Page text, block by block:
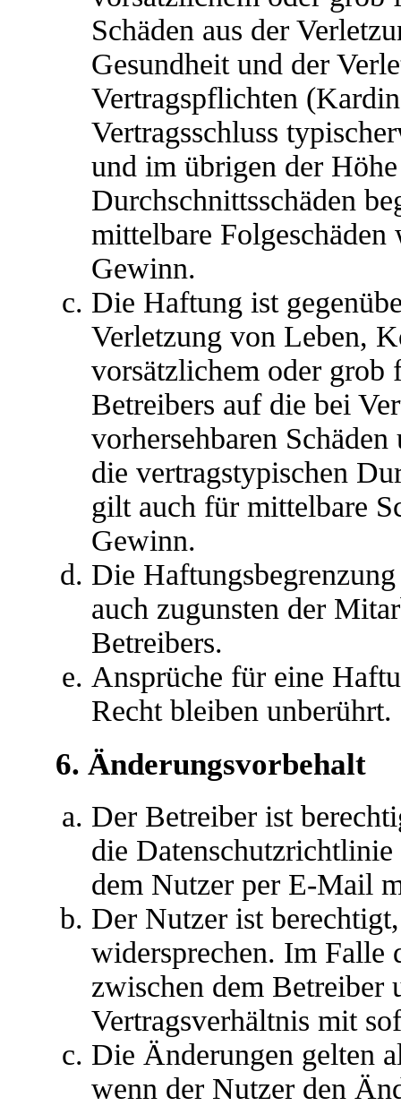
Schäden aus der
Gesundheit und der
Vertragspflichten
Vertragsschluss
und im übrigen der
Durchschnittsschäden
mittelbare Folgeschäden
Gewinn.
Die Haftung ist
Verletzung von Leben,
vorsätzlichem oder grob
Betreibers auf die bei
vorhersehbaren
die vertragstypischen
gilt auch für mittelbare
Gewinn.
Die
auch zugunsten der
Betreibers.
Ansprüche für eine
Recht bleiben unberührt.
6. Änderungsvorbehalt
Der Betreiber ist
die
dem Nutzer per E-Mail
Der Nutzer ist
widersprechen. Im Falle
zwischen dem Betreiber
Vertragsverhältnis mit
Die Änderungen gelten
wenn der Nutzer den